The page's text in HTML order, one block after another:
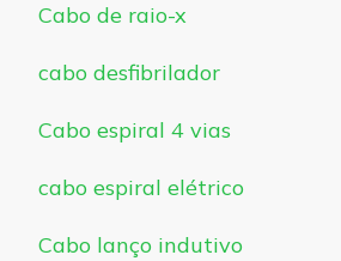
Cabo de raio-x
cabo desfibrilador
Cabo espiral 4 vias
cabo espiral elétrico
Cabo lanço indutivo